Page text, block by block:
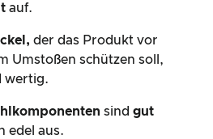
auf.
der das Produkt vor
Umstoßen schützen soll,
wertig.
sind gut
edel aus.